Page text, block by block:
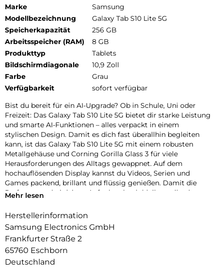
Marke
Samsung
Modellbezeichnung
Galaxy Tab S10 Lite 5G
Speicherkapazität
256 GB
Arbeitsspeicher (RAM)
8 GB
Produkttyp
Tablets
Bildschirmdiagonale
10,9 Zoll
Farbe
Grau
Verfügbarkeit
sofort verfügbar
Bist du bereit für ein AI-Upgrade? Ob in Schule, Uni oder
Freizeit: Das Galaxy Tab S10 Lite 5G bietet dir starke Leistung
und smarte AI-Funktionen – alles verpackt in einem
stylischen Design. Damit es dich fast überallhin begleiten
kann, ist das Galaxy Tab S10 Lite 5G mit einem robusten
Metallgehäuse und Corning Gorilla Glass 3 für viele
Herausforderungen des Alltags gewappnet. Auf dem
hochauflösenden Display kannst du Videos, Serien und
Games packend, brillant und flüssig genießen. Damit die
Performance bei deinen Aufgaben hoch bleibt, treibt das
Auch bei deinen Lernsessions und täglichen Projekten kann
Unterstützung von Google Gemini und Circle to Search
kannst du Informationen schnell finden und effizient
organisieren, ohne ständig zwischen Apps wechseln zu
müssen. So kannst du Aufgaben zügig erledigen, um mehr
Mehr lesen
Herstellerinformation
Samsung Electronics GmbH
Frankfurter Straße 2
65760 Eschborn
Deutschland